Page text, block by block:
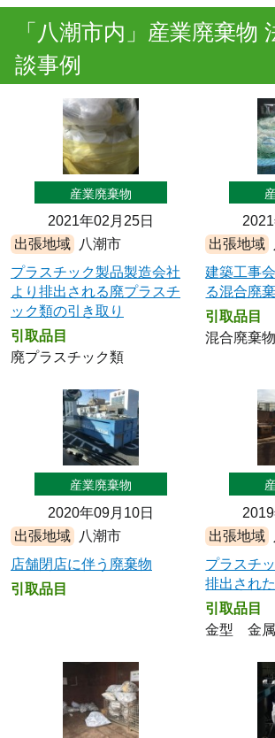
「八潮市内」産業廃棄物
談事例
産業廃棄物
2021年02月25日
出張地域
八潮市
プラスチック製品製造会社
より排出される廃プラスチ
ック類の引き取り
引取品目
廃プラスチック類
出張地域
建築工事
る混合廃
引取品目
混合廃棄物
産業廃棄物
2020年09月10日
出張地域
八潮市
店舗閉店に伴う廃棄物
引取品目
出張地域
プラスチ
排出され
引取品目
金型 金